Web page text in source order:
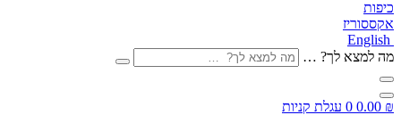
כיפות
אקססוריז
English
מה למצא לך? …
0.00 ₪
0 עגלת קניות